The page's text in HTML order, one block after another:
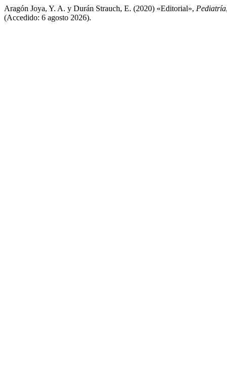
Aragón Joya, Y. A. y Durán Strauch, E. (2020) «Editorial», Pediatría
(Accedido: 6 agosto 2026).